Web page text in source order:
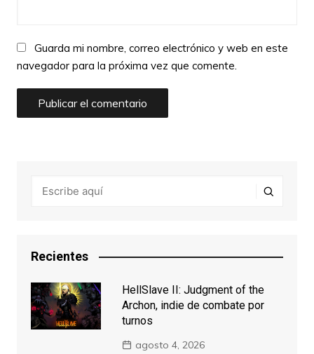
Guarda mi nombre, correo electrónico y web en este
navegador para la próxima vez que comente.
Recientes
HellSlave II: Judgment of the
Archon, indie de combate por
turnos
agosto 4, 2026